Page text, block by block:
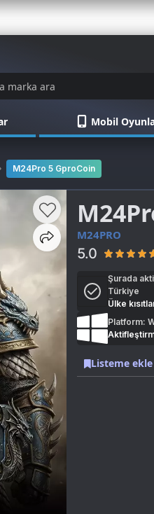
Mobil
M24Pro 5 GproCoin
M24PRO
5.0
Şurada
Türkiye
Ülke
Platform:
Listeme ekle